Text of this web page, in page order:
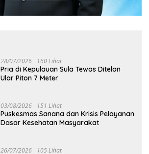
28/07/2026 160 Lihat
Pria di Kepulauan Sula Tewas Ditelan
Ular Piton 7 Meter
03/08/2026 151 Lihat
Puskesmas Sanana dan Krisis Pelayanan
Dasar Kesehatan Masyarakat
26/07/2026 105 Lihat